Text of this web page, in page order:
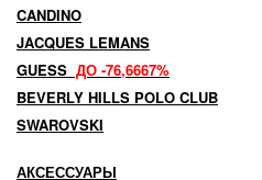
CANDINO
JACQUES LEMANS
GUESS ДО -76,6667%
BEVERLY HILLS POLO CLUB
SWAROVSKI
АКСЕССУАРЫ